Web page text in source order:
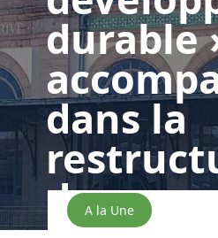
durable
dans la
de son
A la Une